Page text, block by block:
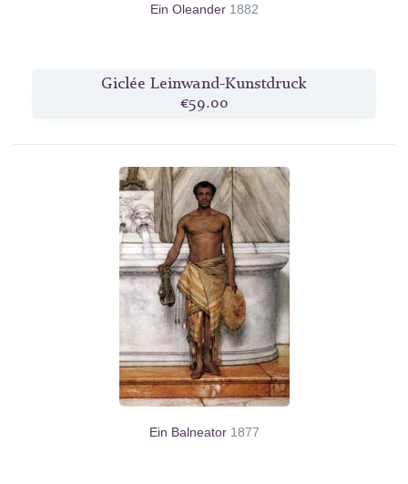
Ein Oleander 1882
Giclée Leinwand-Kunstdruck
€59.00
Ein Balneator 1877